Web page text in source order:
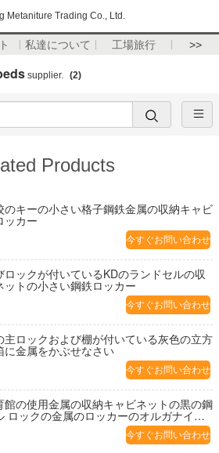
Metaniture Trading Co., Ltd.
私達について 工場旅行 >>
supplier. (2)
Products
のキーの小さい格子鋼鉄金属の収納キャビ
ッカー
今すぐお問い合わせ
ロックが付いているKDのランドセルの収
ットの小さい鋼鉄ロッカー
今すぐお問い合わせ
主ロックおよび棚が付いている灰色の立方
に金属をかぶせなさい
今すぐお問い合わせ
館の使用金属の収納キャビネットの黒の鋼
ロックの金属のロッカーのオルガナイザ
今すぐお問い合わせ